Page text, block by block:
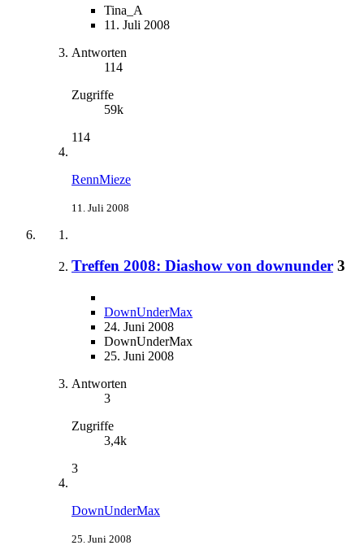
Tina_A
11. Juli 2008
Antworten
114
Zugriffe
59k
114
RennMieze
11. Juli 2008
Treffen 2008: Diashow von downunder 3
DownUnderMax
24. Juni 2008
DownUnderMax
25. Juni 2008
Antworten
3
Zugriffe
3,4k
3
DownUnderMax
25. Juni 2008